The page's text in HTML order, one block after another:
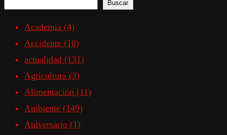
Buscar
Academia (4)
Accidente (10)
actualidad (131)
Agricultura (3)
Alimentación (11)
Ambiente (149)
Aniversario (1)